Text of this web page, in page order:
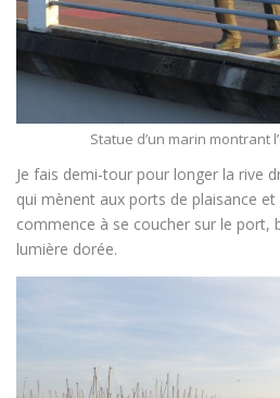
Statue d’un marin montrant
Je fais demi-tour pour longer la rive
qui mènent aux ports de plaisance et
commence à se coucher sur le port,
lumière dorée.